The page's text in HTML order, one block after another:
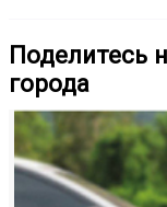
Поделитесь
города